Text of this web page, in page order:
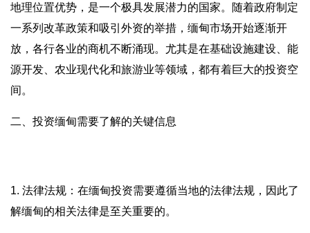
地理位置优势，是一个极具发展潜力的国家。随着政府制定
一系列改革政策和吸引外资的举措，缅甸市场开始逐渐开
放，各行各业的商机不断涌现。尤其是在基础设施建设、能
源开发、农业现代化和旅游业等领域，都有着巨大的投资空
间。
二、投资缅甸需要了解的关键信息
1. 法律法规：在缅甸投资需要遵循当地的法律法规，因此了
解缅甸的相关法律是至关重要的。